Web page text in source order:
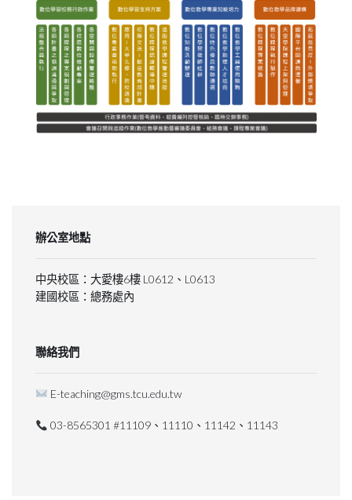
辦公室地點
中央校區：大愛樓6樓 L0612、L0613
建國校區：總務處內
聯絡我們
E-teaching@gms.tcu.edu.tw
03-8565301 #11109、11110、11142、11143